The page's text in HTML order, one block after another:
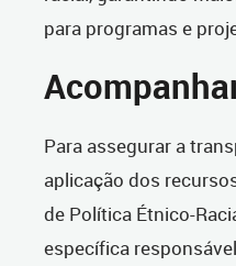
para programas e
Para assegurar a
aplicação dos
de Política Étnico-
específica